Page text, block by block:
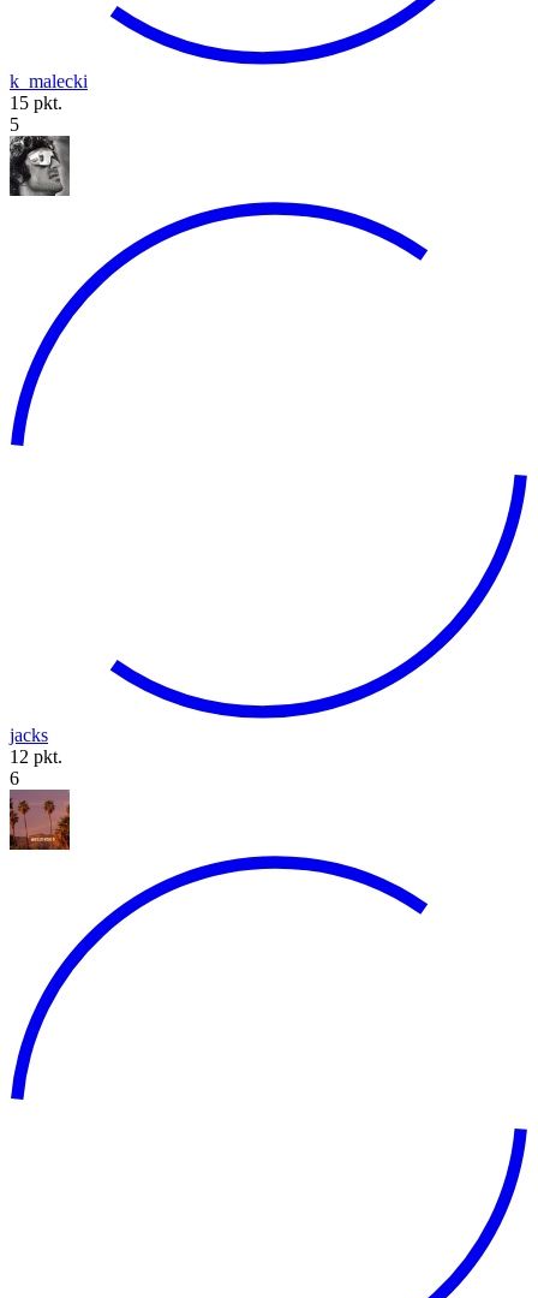
k_malecki
15 pkt.
5
jacks
12 pkt.
6